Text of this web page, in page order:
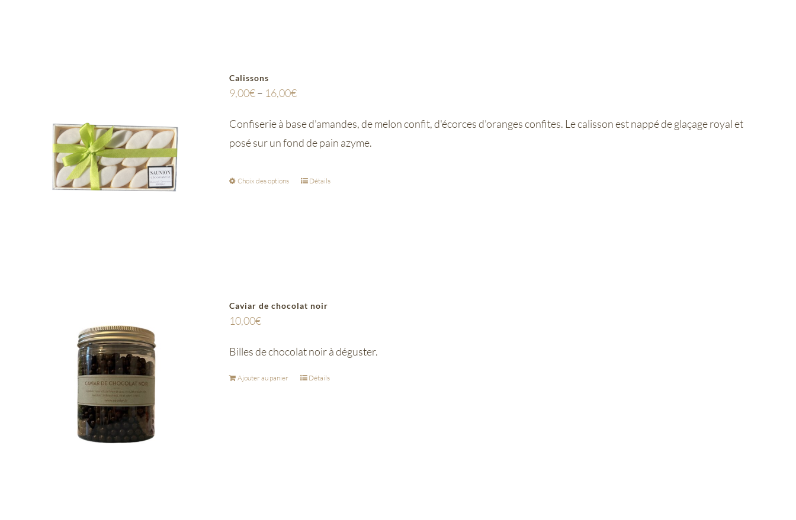
Calissons
9,00€– 16,00€
Confiserie à base d'amandes, de melon confit, d'écorces d'oranges confites. Le calisson est nappé de glaçage royal et
posé sur un fond de pain azyme.
Choix des options Détails
Caviar de chocolat noir
10,00€
Billes de chocolat noir à déguster.
Ajouter au panier Détails